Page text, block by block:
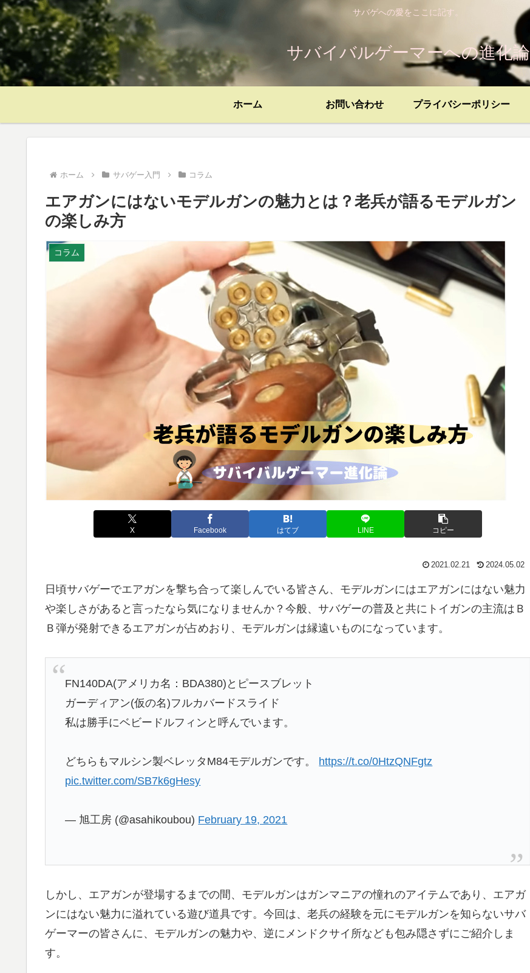
サバゲへの愛をここに記す。
サバイバルゲーマーへの進化論
ホーム お問い合わせ プライバシーポリシー
ホーム サバゲー入門 コラム
エアガンにはないモデルガンの魅力とは？老兵が語るモデルガン
の楽しみ方
コラム
X Facebook はてブ LINE コピー
2021.02.21 2024.05.02
日頃サバゲーでエアガンを撃ち合って楽しんでいる皆さん、モデルガンにはエアガンにはない魅力
や楽しさがあると言ったなら気になりませんか？今般、サバゲーの普及と共にトイガンの主流はＢ
Ｂ弾が発射できるエアガンが占めおり、モデルガンは縁遠いものになっています。
FN140DA(アメリカ名：BDA380)とピースブレット
ガーディアン(仮の名)フルカバードスライド
私は勝手にベビードルフィンと呼んでいます。
どちらもマルシン製ベレッタM84モデルガンです。 https://t.co/0HtzQNFgtz
pic.twitter.com/SB7k6gHesy
— 旭工房 (@asahikoubou) February 19, 2021
しかし、エアガンが登場するまでの間、モデルガンはガンマニアの憧れのアイテムであり、エアガ
ンにはない魅力に溢れている遊び道具です。今回は、老兵の経験を元にモデルガンを知らないサバ
ゲーマーの皆さんに、モデルガンの魅力や、逆にメンドクサイ所なども包み隠さずにご紹介しま
す。